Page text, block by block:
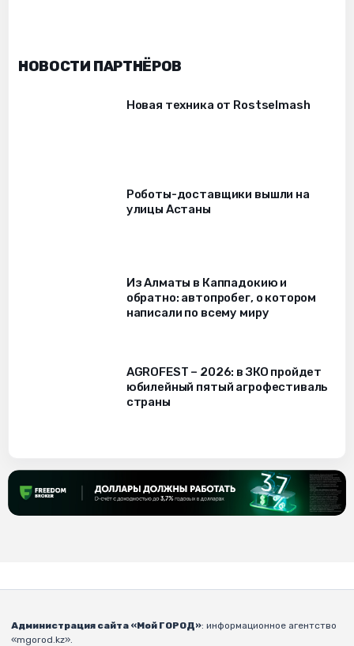
НОВОСТИ ПАРТНЁРОВ
Новая техника от Rostselmash
Роботы-доставщики вышли на
улицы Астаны
Из Алматы в Каппадокию и
обратно: автопробег, о котором
написали по всему миру
AGROFEST – 2026: в ЗКО пройдет
юбилейный пятый агрофестиваль
страны
Администрация сайта «Мой ГОРОД»: информационное агентство
«mgorod.kz».